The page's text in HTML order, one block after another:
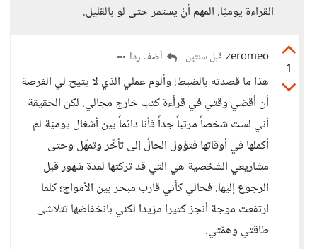
القراءة يوميًا. المهم أنْ يستمر حتى لو بالقليل.
1
zeromeo قبل سنتين أضف ردا
هذا ما قصدته بالضبط! وألوم عملي الذي لا يتيح لي الفرصة
أن أقضي وقتي في قرأءة كتب خارج مجالي. لكن الحقيقة
أني لست شخصاً مرتباً جداً فأنا دائماً بين أشغال يوميّة لم
أكملها في أوقاتها فتؤول الحالُ إلى تأخّر وتمهّل وحتى
مشاريعي الشخصية هي التي قد تركتها لمدة شهور قبل
الرجوع إليها. فحالي كأني قارب مبحر بين الأمواج؛ كلما
ارتفعت موجة أنجز كثيرا مزيدا لكني بانخفاضها تتلاشى
طاقتي وهمّتي.